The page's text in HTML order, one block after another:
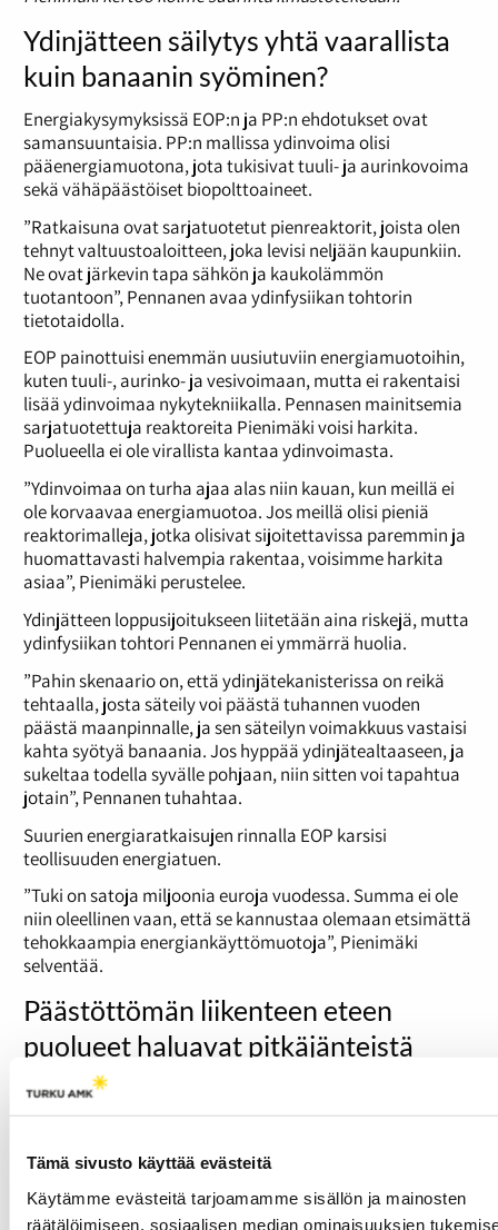
Tämä sivusto käyttää evästeitä
Käytämme evästeitä tarjoamamme sisällön ja mainosten
räätälöimiseen, sosiaalisen median ominaisuuksien
Ydinjätteen säilytys yhtä vaarallista
kuin banaanin syöminen?
Energiakysymyksissä EOP:n ja PP:n ehdotukset ovat
samansuuntaisia. PP:n mallissa ydinvoima olisi
pääenergiamuotona, jota tukisivat tuuli- ja aurinkovoima
sekä vähäpäästöiset biopolttoaineet.
”Ratkaisuna ovat sarjatuotetut pienreaktorit, joista olen
tehnyt valtuustoaloitteen, joka levisi neljään kaupunkiin.
Ne ovat järkevin tapa sähkön ja kaukolämmön
tuotantoon”, Pennanen avaa ydinfysiikan tohtorin
tietotaidolla.
EOP painottuisi enemmän uusiutuviin energiamuotoihin,
kuten tuuli-, aurinko- ja vesivoimaan, mutta ei rakentaisi
lisää ydinvoimaa nykytekniikalla. Pennasen mainitsemia
sarjatuotettuja reaktoreita Pienimäki voisi harkita.
Puolueella ei ole virallista kantaa ydinvoimasta.
”Ydinvoimaa on turha ajaa alas niin kauan, kun meillä ei
ole korvaavaa energiamuotoa. Jos meillä olisi pieniä
reaktorimalleja, jotka olisivat sijoitettavissa paremmin ja
huomattavasti halvempia rakentaa, voisimme harkita
asiaa”, Pienimäki perustelee.
Ydinjätteen loppusijoitukseen liitetään aina riskejä, mutta
ydinfysiikan tohtori Pennanen ei ymmärrä huolia.
”Pahin skenaario on, että ydinjätekanisterissa on reikä
tehtaalla, josta säteily voi päästä tuhannen vuoden
päästä maanpinnalle, ja sen säteilyn voimakkuus vastaisi
kahta syötyä banaania. Jos hyppää ydinjätealtaaseen, ja
sukeltaa todella syvälle pohjaan, niin sitten voi tapahtua
jotain”, Pennanen tuhahtaa.
Suurien energiaratkaisujen rinnalla EOP karsisi
teollisuuden energiatuen.
”Tuki on satoja miljoonia euroja vuodessa. Summa ei ole
niin oleellinen vaan, että se kannustaa olemaan etsimättä
tehokkaampia energiankäyttömuotoja”, Pienimäki
selventää.
Päästöttömän liikenteen eteen
puolueet haluavat pitkäjänteistä
työtä
Molemmat puolueet haluavat päästöttömän liikenteen
polttoaineista, joita voidaan tuottaa sähköllä. Tähän
lukeutuu esimerkiksi vety. EOP seuraisi kehityksessä
naapurimaan jalanjälkiä.